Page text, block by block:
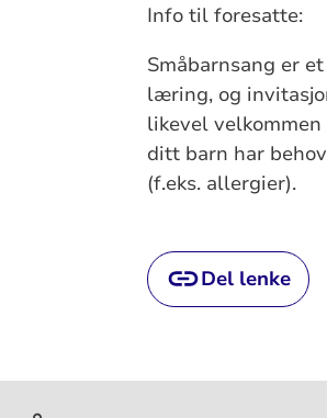
Info til foresatte:
Småbarnsang er
læring, og
likevel
ditt barn har
(f.eks. allergier).
Del lenke